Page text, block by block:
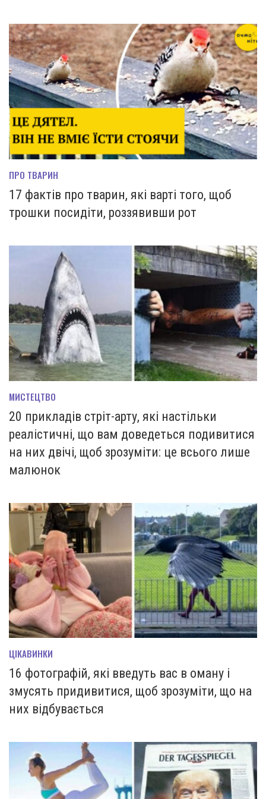
ПРО ТВАРИН
17 фактів про тварин, які варті того, щоб
трошки посидіти, роззявивши рот
МИСТЕЦТВО
20 прикладів стріт-арту, які настільки
реалістичні, що вам доведеться подивитися
на них двічі, щоб зрозуміти: це всього лише
малюнок
ЦІКАВИНКИ
16 фотографій, які введуть вас в оману і
змусять придивитися, щоб зрозуміти, що на
них відбувається